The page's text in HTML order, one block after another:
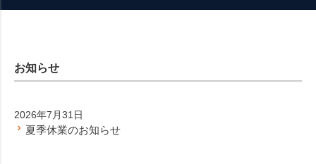
お知らせ
2026年7月31日
夏季休業のお知らせ